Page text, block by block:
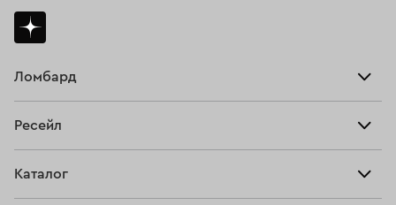
Ломбард
Тарифы
Ресейл
Каталог